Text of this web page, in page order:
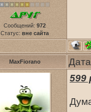
Сообщений: 972
Статус: вне сайта
MaxFiorano
599